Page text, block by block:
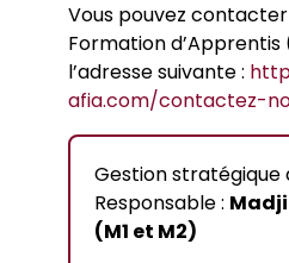
Vous pouvez
Formation d’Apprentis
l’adresse suivante :
afia.com/contactez-
Gestion stratégique
Responsable :
(M1 et M2)